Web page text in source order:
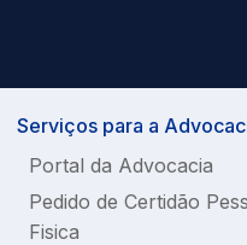
Serviços para a
Portal da Advocacia
Pedido de Certidão
Fisica